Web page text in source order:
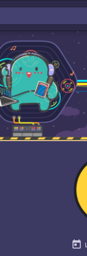
today